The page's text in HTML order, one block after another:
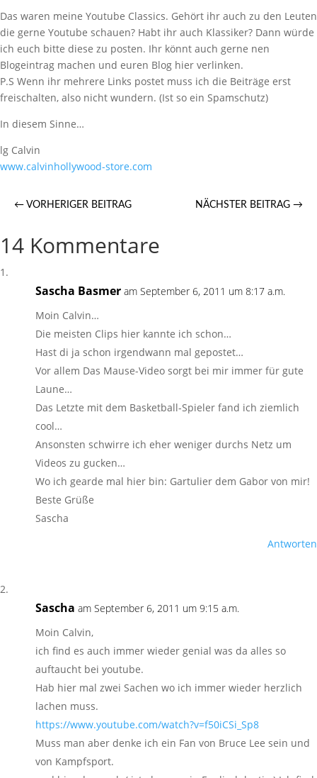
Das waren meine Youtube Classics. Gehört ihr auch zu den Leuten
die gerne Youtube schauen? Habt ihr auch Klassiker? Dann würde
ich euch bitte diese zu posten. Ihr könnt auch gerne nen
Blogeintrag machen und euren Blog hier verlinken.
P.S Wenn ihr mehrere Links postet muss ich die Beiträge erst
freischalten, also nicht wundern. (Ist so ein Spamschutz)
In diesem Sinne…
lg Calvin
www.calvinhollywood-store.com
← VORHERIGER BEITRAG NÄCHSTER BEITRAG →
14 Kommentare
Sascha Basmer am September 6, 2011 um 8:17 a.m.
Moin Calvin…
Die meisten Clips hier kannte ich schon…
Hast di ja schon irgendwann mal gepostet…
Vor allem Das Mause-Video sorgt bei mir immer für gute
Laune…
Das Letzte mit dem Basketball-Spieler fand ich ziemlich
cool…
Ansonsten schwirre ich eher weniger durchs Netz um
Videos zu gucken…
Wo ich gearde mal hier bin: Gartulier dem Gabor von mir!
Beste Grüße
Sascha
Antworten
Sascha am September 6, 2011 um 9:15 a.m.
Moin Calvin,
ich find es auch immer wieder genial was da alles so
auftaucht bei youtube.
Hab hier mal zwei Sachen wo ich immer wieder herzlich
lachen muss.
https://www.youtube.com/watch?v=f50iCSi_Sp8
Muss man aber denke ich ein Fan von Bruce Lee sein und
von Kampfsport.